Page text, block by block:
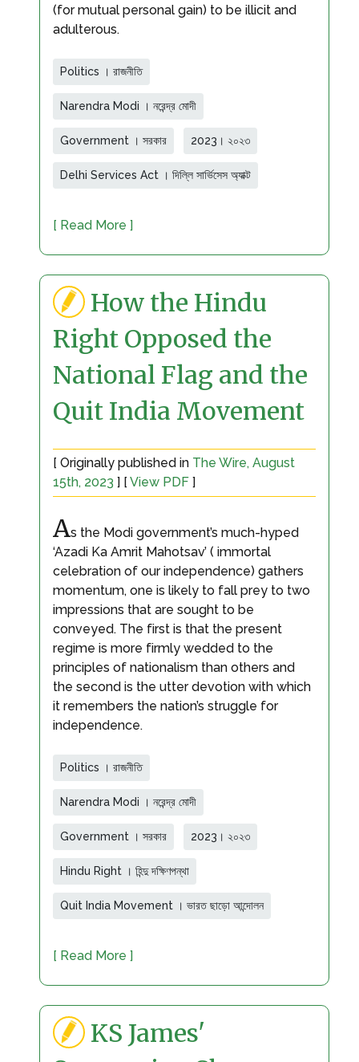
(for mutual personal gain) to be illicit and
adulterous.
Politics । রাজনীতি
Narendra Modi । নরেন্দ্র মোদী
Government । সরকার 2023। ২০২৩
Delhi Services Act । দিল্লি সার্ভিসেস অ্যাক্ট
[ Read More ]
How the Hindu
Right Opposed the
National Flag and the
Quit India Movement
[ Originally published in The Wire, August
15th, 2023 ] [ View PDF ]
As the Modi government’s much-hyped
‘Azadi Ka Amrit Mahotsav’ ( immortal
celebration of our independence) gathers
momentum, one is likely to fall prey to two
impressions that are sought to be
conveyed. The first is that the present
regime is more firmly wedded to the
principles of nationalism than others and
the second is the utter devotion with which
it remembers the nation’s struggle for
independence.
Politics । রাজনীতি
Narendra Modi । নরেন্দ্র মোদী
Government । সরকার 2023। ২০২৩
Hindu Right । হিন্দু দক্ষিণপন্থা
Quit India Movement । ভারত ছাড়ো আন্দোলন
[ Read More ]
KS James'